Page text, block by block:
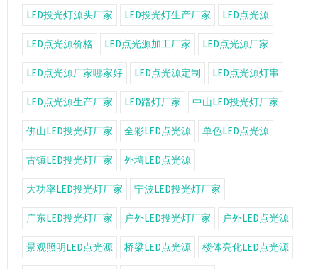
LED投光灯源头厂家 LED投光灯生产厂家 LED点光源
LED点光源价格 LED点光源加工厂家 LED点光源厂家
LED点光源厂家哪家好 LED点光源定制 LED点光源灯串
LED点光源生产厂家 LED路灯厂家 中山LED投光灯厂家
佛山LED投光灯厂家 全彩LED点光源 单色LED点光源
古镇LED投光灯厂家 外墙LED点光源
大功率LED投光灯厂家 宁波LED投光灯厂家
广东LED投光灯厂家 户外LED投光灯厂家 户外LED点光源
景观照明LED点光源 桥梁LED点光源 楼体亮化LED点光源